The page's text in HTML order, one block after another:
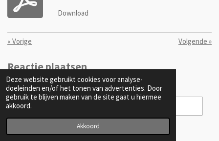
Deze website gebruikt cookies voor analyse-
doeleinden en/of het tonen van advertenties. Door
gebruik te blijven maken van de site gaat u hiermee
akkoord.
Akkoord
Download
« Vorige Volgende »
Reactie plaatsen
Naam *